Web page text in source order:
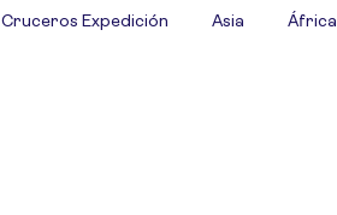
Cruceros Expedición Asia África